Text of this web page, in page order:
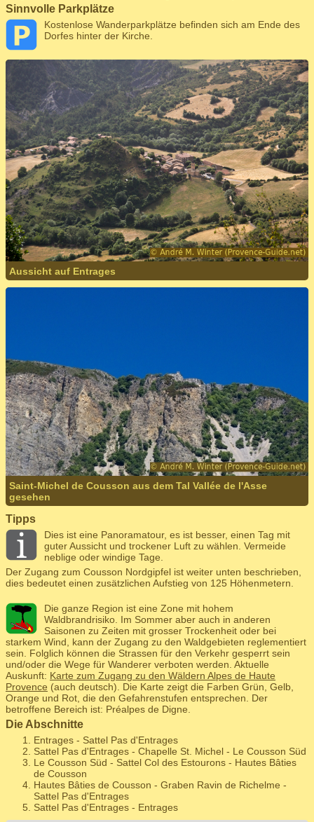
Sinnvolle Parkplätze
Kostenlose Wanderparkplätze befinden sich am Ende des
Dorfes hinter der Kirche.
Aussicht auf Entrages
Saint-Michel de Cousson aus dem Tal Vallée de l'Asse
gesehen
Tipps
Dies ist eine Panoramatour, es ist besser, einen Tag mit
guter Aussicht und trockener Luft zu wählen. Vermeide
neblige oder windige Tage.
Der Zugang zum Cousson Nordgipfel ist weiter unten beschrieben,
dies bedeutet einen zusätzlichen Aufstieg von 125 Höhenmetern.
Die ganze Region ist eine Zone mit hohem
Waldbrandrisiko. Im Sommer aber auch in anderen
Saisonen zu Zeiten mit grosser Trockenheit oder bei
starkem Wind, kann der Zugang zu den Waldgebieten reglementiert
sein. Folglich können die Strassen für den Verkehr gesperrt sein
und/oder die Wege für Wanderer verboten werden. Aktuelle
Auskunft: Karte zum Zugang zu den Wäldern Alpes de Haute
Provence (auch deutsch). Die Karte zeigt die Farben Grün, Gelb,
Orange und Rot, die den Gefahrenstufen entsprechen. Der
betroffene Bereich ist: Préalpes de Digne.
Die Abschnitte
Entrages - Sattel Pas d'Entrages
Sattel Pas d'Entrages - Chapelle St. Michel - Le Cousson Süd
Le Cousson Süd - Sattel Col des Estourons - Hautes Bâties
de Cousson
Hautes Bâties de Cousson - Graben Ravin de Richelme -
Sattel Pas d'Entrages
Sattel Pas d'Entrages - Entrages